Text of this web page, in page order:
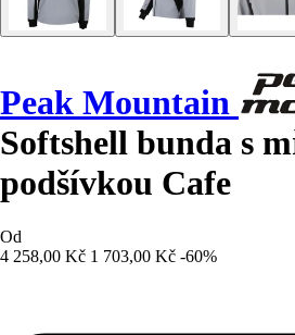
Peak Mountain
Softshell bunda s
podšívkou Cafe
Od
4 258,00 Kč 1 703,00 Kč -60%